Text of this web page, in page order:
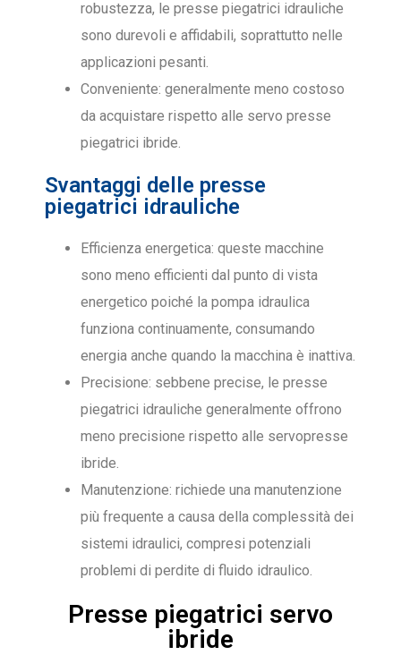
robustezza, le presse piegatrici idrauliche
sono durevoli e affidabili, soprattutto nelle
applicazioni pesanti.
Conveniente: generalmente meno costoso
da acquistare rispetto alle servo presse
piegatrici ibride.
Svantaggi delle presse
piegatrici idrauliche
Efficienza energetica: queste macchine
sono meno efficienti dal punto di vista
energetico poiché la pompa idraulica
funziona continuamente, consumando
energia anche quando la macchina è inattiva.
Precisione: sebbene precise, le presse
piegatrici idrauliche generalmente offrono
meno precisione rispetto alle servopresse
ibride.
Manutenzione: richiede una manutenzione
più frequente a causa della complessità dei
sistemi idraulici, compresi potenziali
problemi di perdite di fluido idraulico.
Presse piegatrici servo
ibride